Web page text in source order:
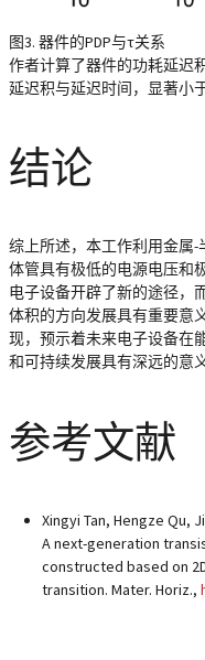
图3. 器件的PDP与τ关系
作者计算了器件的功耗延迟
延迟积与延迟时间，显著小
结论
综上所述，本工作利用金属
体管具有极低的电源电压和
电子设备开辟了新的途径，
体积的方向发展具有重要意
现，预示着未来电子设备在
和可持续发展具有深远的意义
参考文献
Xingyi Tan, Hengze Qu,
A next-generation
constructed based on
transition. Mater. Horiz.,